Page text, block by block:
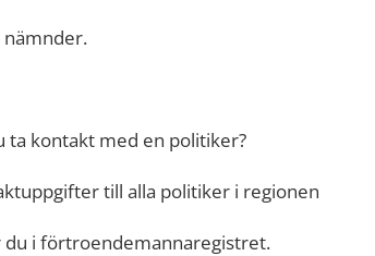
nämnder.
ta kontakt med en politiker?
till alla politiker i regionen
du i förtroendemannaregistret.